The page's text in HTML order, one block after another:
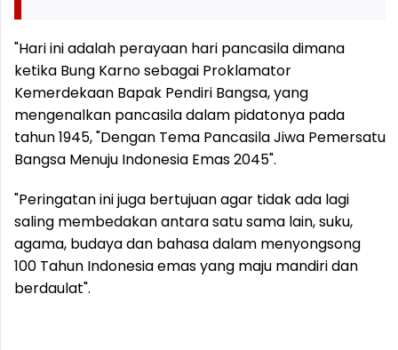
"Hari ini adalah perayaan hari pancasila dimana
ketika Bung Karno sebagai Proklamator
Kemerdekaan Bapak Pendiri Bangsa, yang
mengenalkan pancasila dalam pidatonya pada
tahun 1945, "Dengan Tema Pancasila Jiwa Pemersatu
Bangsa Menuju Indonesia Emas 2045".
"Peringatan ini juga bertujuan agar tidak ada lagi
saling membedakan antara satu sama lain, suku,
agama, budaya dan bahasa dalam menyongsong
100 Tahun Indonesia emas yang maju mandiri dan
berdaulat".